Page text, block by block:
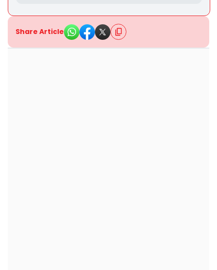
Share Article